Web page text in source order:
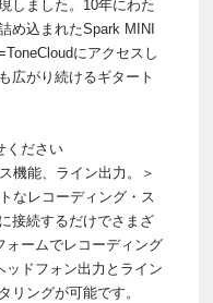
しました。10年にわた
め込まれたSpark MINI
にアクセスし
広がり続けるギタート
ください
機能、ライン出力。＞
なレコーディング・ス
接続するだけでさまざ
ォームでレコーディング
ドフォン出力とライン
リングが可能です。